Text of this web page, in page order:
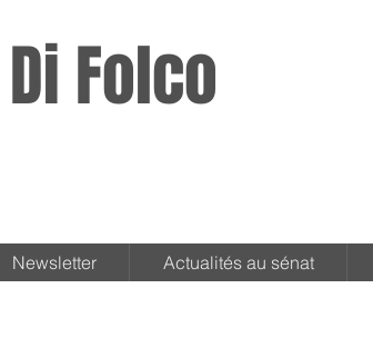
Folco
Newsletter Actualités au sénat